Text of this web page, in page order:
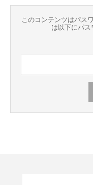
このコンテンツはパス
は以下にパス
養成講座